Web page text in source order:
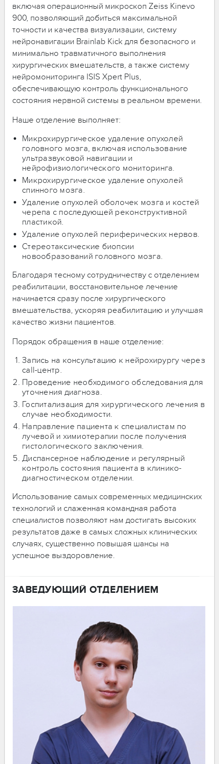
включая операционный микроскоп Zeiss Kinevo
900, позволяющий добиться максимальной
точности и качества визуализации, систему
нейронавигации Brainlab Kick для безопасного и
минимально травматичного выполнения
хирургических вмешательств, а также систему
нейромониторинга ISIS Xpert Plus,
обеспечивающую контроль функционального
состояния нервной системы в реальном времени.
Наше отделение выполняет:
Микрохирургическое удаление опухолей
головного мозга, включая использование
ультразвуковой навигации и
нейрофизиологического мониторинга.
Микрохирургическое удаление опухолей
спинного мозга.
Удаление опухолей оболочек мозга и костей
черепа с последующей реконструктивной
пластикой.
Удаление опухолей периферических нервов.
Стереотаксические биопсии
новообразований головного мозга.
Благодаря тесному сотрудничеству с отделением
реабилитации, восстановительное лечение
начинается сразу после хирургического
вмешательства, ускоряя реабилитацию и улучшая
качество жизни пациентов.
Порядок обращения в наше отделение:
Запись на консультацию к нейрохирургу через
call-центр.
Проведение необходимого обследования для
уточнения диагноза.
Госпитализация для хирургического лечения в
случае необходимости.
Направление пациента к специалистам по
лучевой и химиотерапии после получения
гистологического заключения.
Диспансерное наблюдение и регулярный
контроль состояния пациента в клинико-
диагностическом отделении.
Использование самых современных медицинских
технологий и слаженная командная работа
специалистов позволяют нам достигать высоких
результатов даже в самых сложных клинических
случаях, существенно повышая шансы на
успешное выздоровление.
ЗАВЕДУЮЩИЙ ОТДЕЛЕНИЕМ